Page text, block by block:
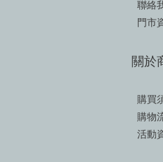
聯絡
門市
關於
購買
購物
活動